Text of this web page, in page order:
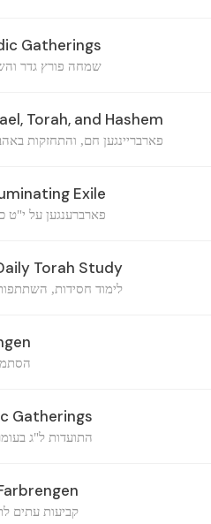
Gatherings
שמחה פורץ גדר
Torah, and Hashem
פארבריינגען חם, והתחזקות
Exile
פארברענגען על י"ט
Torah Study
לימוד חסידות, השתתפות
Gatherings
התועדות ל"ג
קביעות עתים